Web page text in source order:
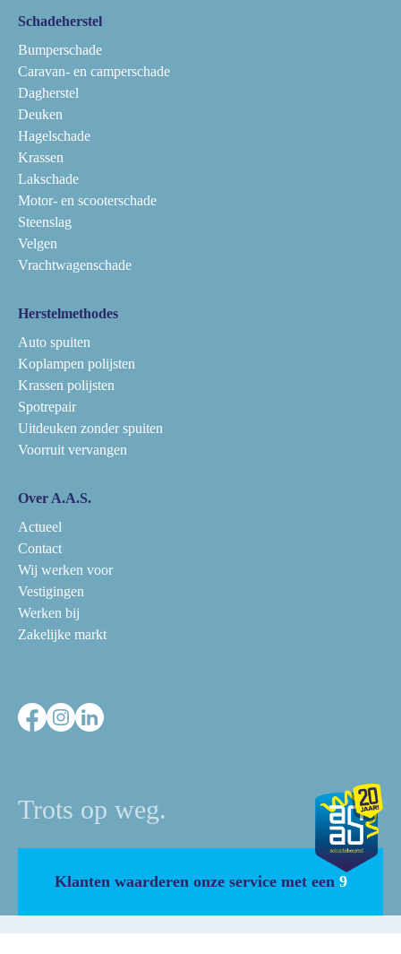
Schadeherstel
Bumperschade
Caravan- en camperschade
Dagherstel
Deuken
Hagelschade
Krassen
Lakschade
Motor- en scooterschade
Steenslag
Velgen
Vrachtwagenschade
Herstelmethodes
Auto spuiten
Koplampen polijsten
Krassen polijsten
Spotrepair
Uitdeuken zonder spuiten
Voorruit vervangen
Over A.A.S.
Actueel
Contact
Wij werken voor
Vestigingen
Werken bij
Zakelijke markt
Trots op weg.
Klanten waarderen onze service met een 9